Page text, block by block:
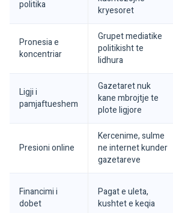
politika
kryesoret
Pronesia e
koncentriar
Grupet mediatike
politikisht te
lidhura
Ligji i
pamjaftueshem
Gazetaret nuk
kane mbrojtje te
plote ligjore
Presioni online
Kercenime, sulme
ne internet kunder
gazetareve
Financimi i
dobet
Pagat e uleta,
kushtet e keqia